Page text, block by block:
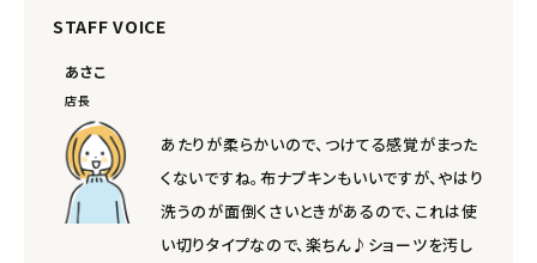
アルマウィン
アルモニベルツ
コラム・スタッフのおすすめ
ご利用ガイド等
STAFF VOICE
あさこ
店長
あたりが柔らかいので、つけてる感覚がまった
くないですね。布ナプキンもいいですが、やはり
洗うのが面倒くさいときがあるので、これは使
い切りタイプなので、楽ちん♪ショーツを汚し